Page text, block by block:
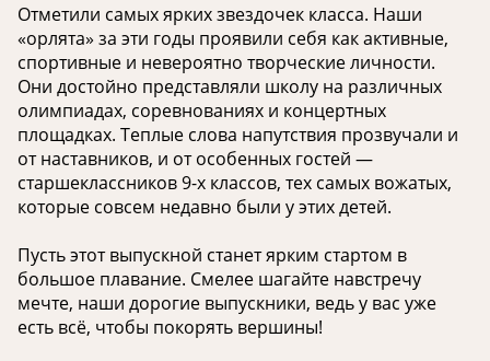
Отметили самых ярких звездочек класса. Наши
«орлята» за эти годы проявили себя как активные,
спортивные и невероятно творческие личности.
Они достойно представляли школу на различных
олимпиадах, соревнованиях и концертных
площадках. Теплые слова напутствия прозвучали и
от наставников, и от особенных гостей —
старшеклассников 9-х классов, тех самых вожатых,
которые совсем недавно были у этих детей.
Пусть этот выпускной станет ярким стартом в
большое плавание. Смелее шагайте навстречу
мечте, наши дорогие выпускники, ведь у вас уже
есть всё, чтобы покорять вершины!